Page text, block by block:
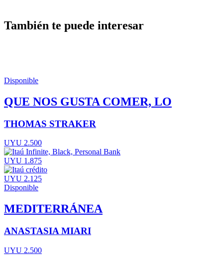
También te puede interesar
Disponible
QUE NOS GUSTA COMER, LO
THOMAS STRAKER
UYU 2.500
UYU 1.875
UYU 2.125
Disponible
MEDITERRÁNEA
ANASTASIA MIARI
UYU 2.500